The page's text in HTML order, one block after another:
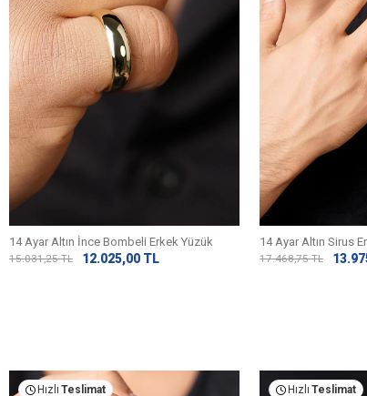
14 Ayar Altın İnce Bombeli Erkek Yüzük
15.031,25TL 12.025,00 TL
14 Ayar Altın Sirus
17.468,75TL
Hızlı Teslimat
Hızlı Teslimat